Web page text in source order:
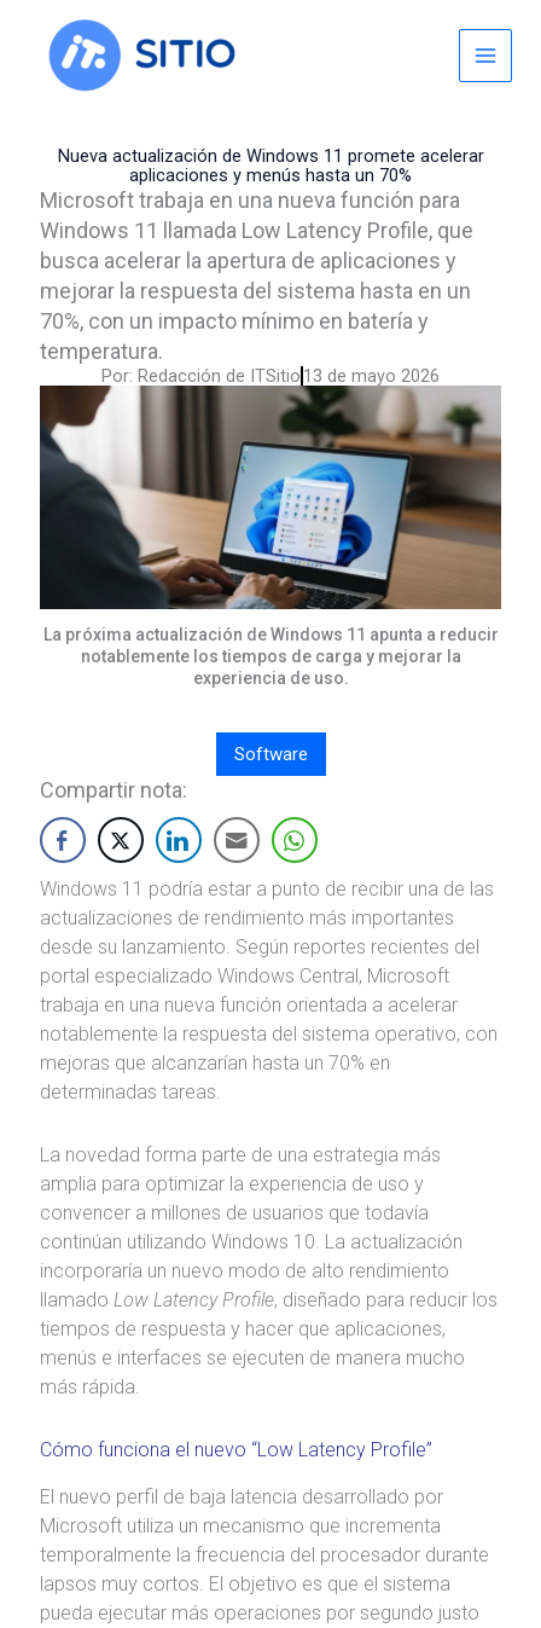
content
Nueva actualización de Windows 11 promete acelerar
aplicaciones y menús hasta un 70%
Microsoft trabaja en una nueva función para
Windows 11 llamada Low Latency Profile, que
busca acelerar la apertura de aplicaciones y
mejorar la respuesta del sistema hasta en un
70%, con un impacto mínimo en batería y
temperatura.
Por: Redacción de ITSitio 13 de mayo 2026
La próxima actualización de Windows 11 apunta a reducir
notablemente los tiempos de carga y mejorar la
experiencia de uso.
Software
Compartir nota:
Windows 11 podría estar a punto de recibir una de las
actualizaciones de rendimiento más importantes
desde su lanzamiento. Según reportes recientes del
portal especializado Windows Central, Microsoft
trabaja en una nueva función orientada a acelerar
notablemente la respuesta del sistema operativo, con
mejoras que alcanzarían hasta un 70% en
determinadas tareas.
La novedad forma parte de una estrategia más
amplia para optimizar la experiencia de uso y
convencer a millones de usuarios que todavía
continúan utilizando Windows 10. La actualización
incorporaría un nuevo modo de alto rendimiento
llamado Low Latency Profile, diseñado para reducir los
tiempos de respuesta y hacer que aplicaciones,
menús e interfaces se ejecuten de manera mucho
más rápida.
Cómo funciona el nuevo “Low Latency Profile”
El nuevo perfil de baja latencia desarrollado por
Microsoftutiliza un mecanismo que incrementa
temporalmente la frecuencia del procesador durante
lapsos muy cortos. El objetivo es que el sistema
pueda ejecutar más operaciones por segundo justo